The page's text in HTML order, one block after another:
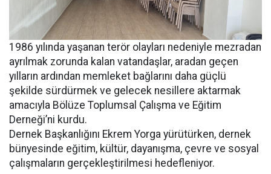
1986 yılında yaşanan terör olayları nedeniyle mezradan
ayrılmak zorunda kalan vatandaşlar, aradan geçen
yılların ardından memleket bağlarını daha güçlü
şekilde sürdürmek ve gelecek nesillere aktarmak
amacıyla Bölüze Toplumsal Çalışma ve Eğitim
Derneği’ni kurdu.
Dernek Başkanlığını Ekrem Yorga yürütürken, dernek
bünyesinde eğitim, kültür, dayanışma, çevre ve sosyal
çalışmaların gerçekleştirilmesi hedefleniyor.